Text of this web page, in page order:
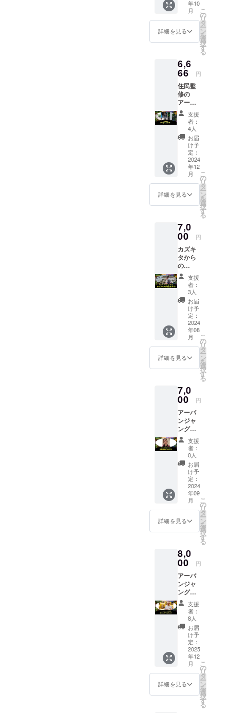
写真
たのい
いとこ
ろを探
しまく
り、褒
めまく
チベを
アゲア
ゲにし
ます。
叱られ
る方が
モテべ
が上が
る方
は、事
前にお
申し出
くださ
い。 ※
公序良
俗に反
する内
内容な
どはお
受けで
きませ
ん。 ※
備考欄
に名前
を記入
してく
ださ
い。
年10
月
詳細を見る
こ
の
リ
タ
ー
ン
を
選
択
す
る
6,6
66 円
住民監
修の
アーバ
ンジャ
ングル
のスペ
シャル
ツアー
に参加
できる
権利
パー
ティー
や人と
絡むの
が苦手
方へお
すすめ
お部屋
ツアー
や裏
話、周
辺地域
の耳寄
り情報
まで、
このツ
アーに
参加す
れば
アーバ
ンジャ
ングル
予約の
方法や
その他
詳細に
ついて
はメー
ルにて
ご案内
致しま
す ＊有
効期
限：
2025年
12月末
支援
者：
4人
お届
け予
定：
2024
年12
月
詳細を見る
こ
の
リ
タ
ー
ン
を
選
択
す
る
7,0
00 円
カズキ
タから
の
slack,LI
NEなど
優先的
に対応
しても
らえる
権利
(1ヶ月
間) 多忙
すぎて
カズキ
タ氏か
ら連絡
てこ
ず、仕
事が
滞って
る方は
こちら
をお勧
めしま
す！ ＊
備考欄
にお名
前をご
記載く
ださい
支援
者：
3人
お届
け予
定：
2024
年08
月
詳細を見る
こ
の
リ
タ
ー
ン
を
選
択
す
る
7,0
00 円
アーバ
ンジャ
ングル
メン
バーの
すみれ
があな
たの恋
愛相談
に1時間
のりま
す。 相
談に
のって
もらう
だけで
可愛い
すみれ
と会っ
て仲良
くなる
大チャ
ンス！
仲良く
なった
ら継続
的に話
を聞い
てくれ
ます。
＊有効
期限：
2024年
支援
者：
0人
お届
け予
定：
2024
年09
月
詳細を見る
こ
の
リ
タ
ー
ン
を
選
択
す
る
8,0
00 円
アーバ
ンジャ
ングル
メン
バーで
元ドバ
イの寿
司職人
ケニー
が、あ
なたに
合わせ
たフル
コース
を、
アーバ
支援
者：
8人
お届
け予
定：
2025
年12
月
詳細を見る
こ
の
リ
タ
ー
ン
を
選
択
す
る